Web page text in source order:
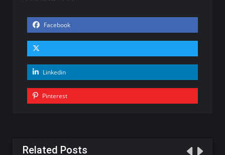
Facebook
Linkedin
Pinterest
Related Posts